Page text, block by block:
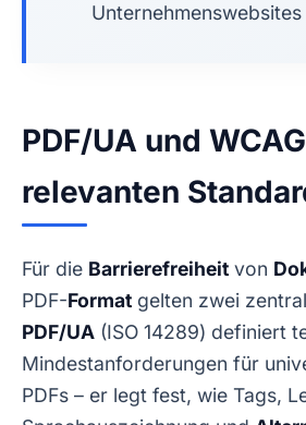
Unternehmenswebsites
PDF/UA und
relevanten
Für die Barrierefreiheit von
PDF-Format gelten zwei
PDF/UA (ISO 14289) definiert
Mindestanforderungen für
PDFs – er legt fest, wie Tags,